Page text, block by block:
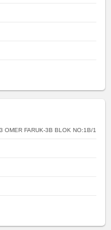
OMER FARUK-3B BLOK NO:1B/1